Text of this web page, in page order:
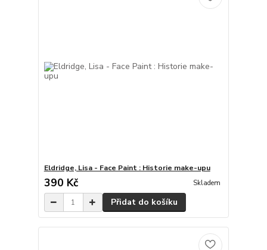
Eldridge, Lisa - Face Paint : Historie make-upu
390 Kč Skladem
Přidat do košíku